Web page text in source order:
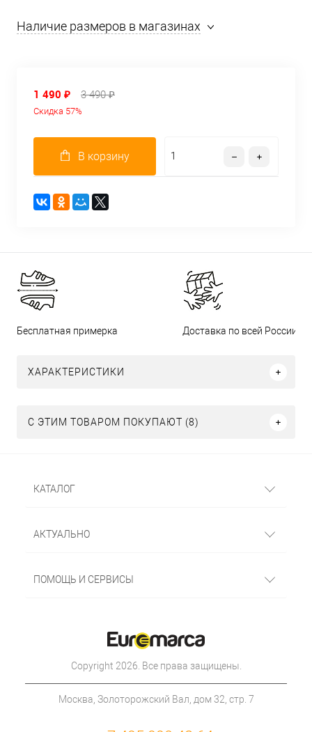
Наличие размеров в магазинах
1 490 ₽ 3 490 ₽
Скидка 57%
В корзину
Бесплатная примерка Доставка по всей России
ХАРАКТЕРИСТИКИ
С ЭТИМ ТОВАРОМ ПОКУПАЮТ (8)
КАТАЛОГ
АКТУАЛЬНО
ПОМОЩЬ И СЕРВИСЫ
Copyright 2026. Все права защищены.
Москва, Золоторожский Вал, дом 32, стр. 7